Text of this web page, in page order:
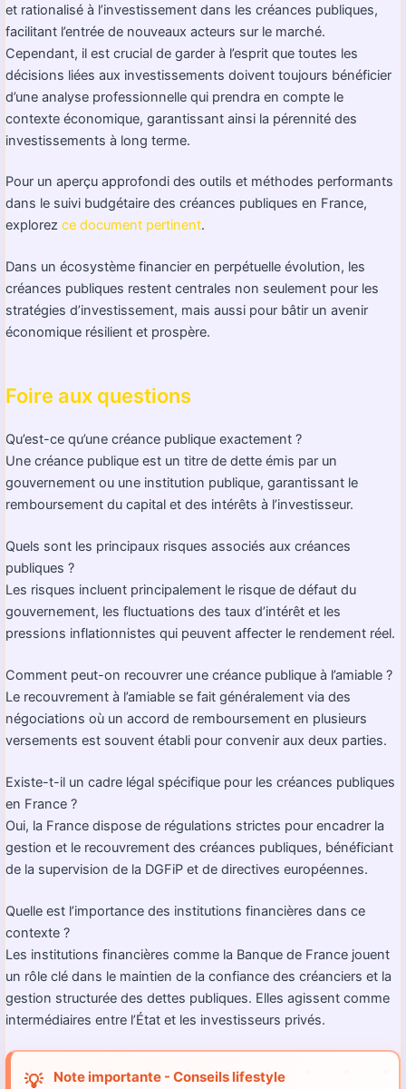
et rationalisé à l’investissement dans les créances publiques,
facilitant l’entrée de nouveaux acteurs sur le marché.
Cependant, il est crucial de garder à l’esprit que toutes les
décisions liées aux investissements doivent toujours bénéficier
d’une analyse professionnelle qui prendra en compte le
contexte économique, garantissant ainsi la pérennité des
investissements à long terme.
Pour un aperçu approfondi des outils et méthodes performants
dans le suivi budgétaire des créances publiques en France,
explorez ce document pertinent.
Dans un écosystème financier en perpétuelle évolution, les
créances publiques restent centrales non seulement pour les
stratégies d’investissement, mais aussi pour bâtir un avenir
économique résilient et prospère.
Foire aux questions
Qu’est-ce qu’une créance publique exactement ?
Une créance publique est un titre de dette émis par un
gouvernement ou une institution publique, garantissant le
remboursement du capital et des intérêts à l’investisseur.
Quels sont les principaux risques associés aux créances
publiques ?
Les risques incluent principalement le risque de défaut du
gouvernement, les fluctuations des taux d’intérêt et les
pressions inflationnistes qui peuvent affecter le rendement réel.
Comment peut-on recouvrer une créance publique à l’amiable ?
Le recouvrement à l’amiable se fait généralement via des
négociations où un accord de remboursement en plusieurs
versements est souvent établi pour convenir aux deux parties.
Existe-t-il un cadre légal spécifique pour les créances publiques
en France ?
Oui, la France dispose de régulations strictes pour encadrer la
gestion et le recouvrement des créances publiques, bénéficiant
de la supervision de la DGFiP et de directives européennes.
Quelle est l’importance des institutions financières dans ce
contexte ?
Les institutions financières comme la Banque de France jouent
un rôle clé dans le maintien de la confiance des créanciers et la
gestion structurée des dettes publiques. Elles agissent comme
intermédiaires entre l’État et les investisseurs privés.
💡 Note importante - Conseils lifestyle